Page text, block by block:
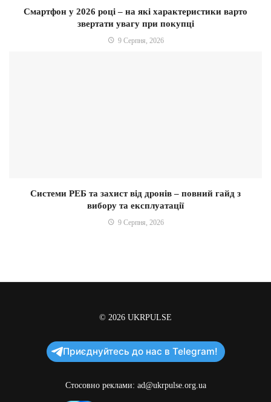
Смартфон у 2026 році – на які характеристики варто
звертати увагу при покупці
9 Серпня, 2026
Системи РЕБ та захист від дронів – повний гайд з
вибору та експлуатації
9 Серпня, 2026
© 2026 UKRPULSE
Приєднуйтесь до нас в Telegram!
Стосовно реклами: ad@ukrpulse.org.ua